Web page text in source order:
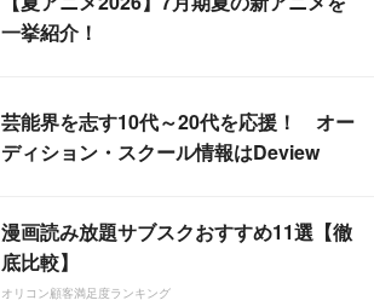
一挙紹介！
芸能界を志す10代～20代を応援！ オー
ディション・スクール情報はDeview
漫画読み放題サブスクおすすめ11選【徹
底比較】
オリコン顧客満足度ランキング